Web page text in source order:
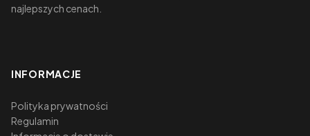
najlepszych cenach.
INFORMACJE
Polityka prywatności
Regulamin